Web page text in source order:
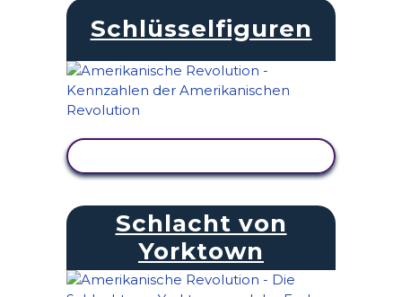
Schlüsselfiguren
Schlacht von
Yorktown